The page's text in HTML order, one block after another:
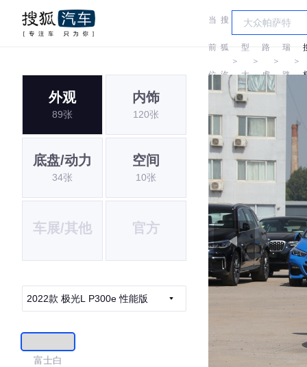
当
前
位
搜
狐
汽
＞
车
型
大
全
＞
路
虎
＞
奇
瑞
路
＞
外观
89张
内饰
120张
底盘/动力
34张
空间
10张
车展/其他 官方
2022款 极光L P300e 性能版
富士白